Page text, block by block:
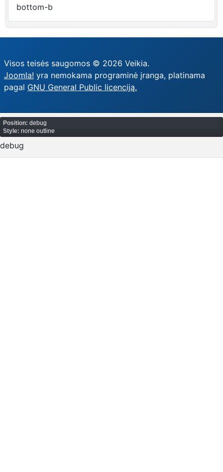
bottom-b
Visos teisės saugomos © 2026 Veikia.
Joomla! yra nemokama programinė įranga, platinama
pagal GNU General Public licenciją.
Position: debug
Style: none outline
debug